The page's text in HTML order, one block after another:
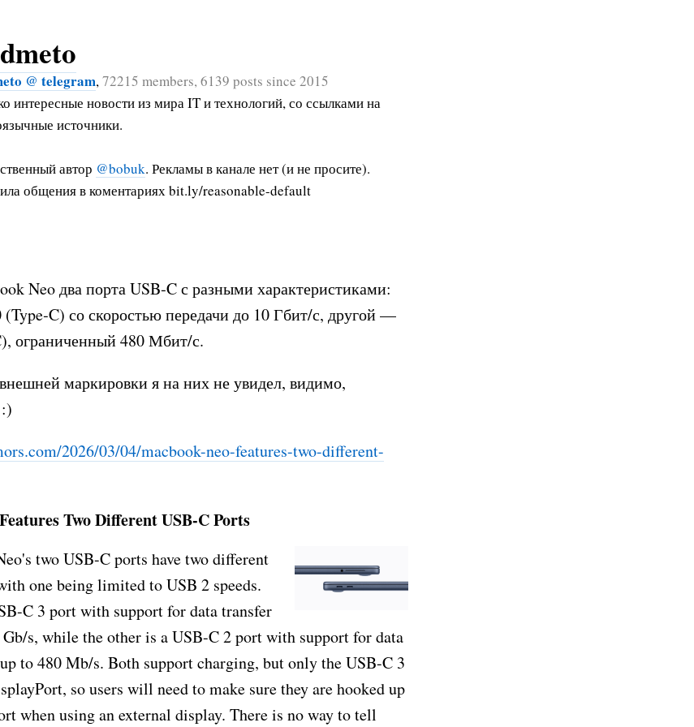
@ telegram,72215 members, 6139 posts since 2015
интересные новости из мира IT и технологий, со ссылками на
источники.
автор @bobuk. Рекламы в канале нет (и не просите).
общения в коментариях bit.ly/reasonable-default
Neo два порта USB‑C с разными характеристиками:
со скоростью передачи до 10 Гбит/с, другой —
ограниченный 480 Мбит/с.
маркировки я на них не увидел, видимо,
2026/03/04/macbook-neo-features-two-different-
Two Different USB-C Ports
two USB-C ports have two different
one being limited to USB 2 speeds.
C 3 port with support for data transfer
Gb/s, while the other is a USB-C 2 port with support for data
to 480 Mb/s. Both support charging, but only the USB-C 3
so users will need to make sure they are hooked up
when using an external display. There is no way to tell